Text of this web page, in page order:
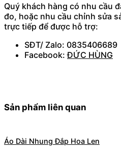
Quý khách hàng có nhu cầu
đo, hoặc nhu cầu chỉnh sửa
trực tiếp để được hỗ trợ:
SĐT/ Zalo: 0835406689
Facebook:ĐỨC HÙNG
Sản phẩm liên quan
Áo Dài Nhung Đắp Hoa Len